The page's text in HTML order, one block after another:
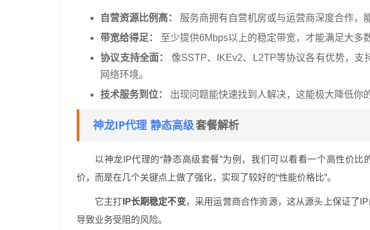
自营资源比例高：
服务商拥有自营机房或与运营商深度合作，
带宽给得足：
至少提供6Mbps以上的稳定带宽，才能满足大多
协议支持全面：
像SSTP、IKEv2、L2TP等协议各有优势，支
网络环境。
技术服务到位：
出现问题能快速找到人解决，这能极大降低你
神龙IP代理 静态高级套餐解析
以神龙IP代理的“静态高级套餐”为例，我们可以看看一个高性价
价，而是在几个关键点上做了强化，实现了较好的“性能价格比”。
它主打IP长期稳定不变，采用运营商合作资源，这从源头上保证了
导致业务受阻的风险。